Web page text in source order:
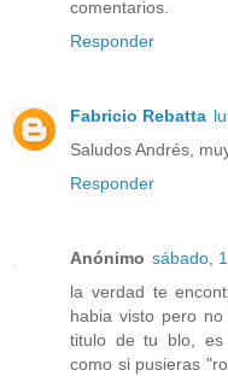
comentarios.
Responder
Fabricio Rebatta
Saludos Andrés,
Responder
Anónimo sábado,
la verdad te
habia visto pero
titulo de tu blo, es
como si pusieras